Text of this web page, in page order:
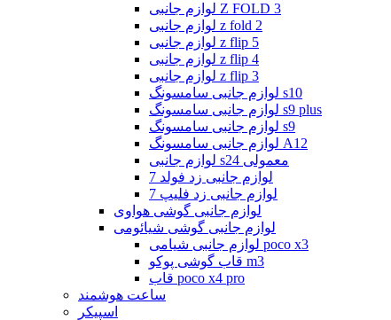
لوازم جانبی Z FOLD 3
لوازم جانبی z fold 2
لوازم جانبی z flip 5
لوازم جانبی z flip 4
لوازم جانبی z flip 3
لوازم جانبی سامسونگ s10
لوازم جانبی سامسونگ s9 plus
لوازم جانبی سامسونگ s9
لوازم جانبی سامسونگ A12
لوازم جانبی s24 معمولی
لوازم جانبی زد فولد 7
لوازم جانبی زد فلیپ 7
لوازم جانبی گوشی هواوی
لوازم جانبی گوشی شیائومی
لوازم جانبی شیامی poco x3
قاب گوشی پوکو m3
قاب poco x4 pro
ساعت هوشمند
اسپیکر